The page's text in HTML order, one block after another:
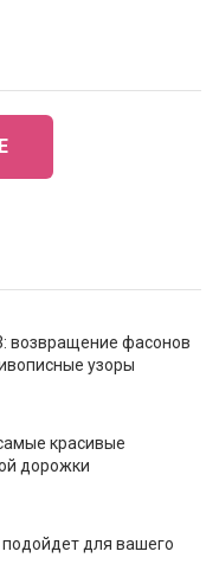
возвращение фасонов
узоры
красивые
дорожки
для вашего